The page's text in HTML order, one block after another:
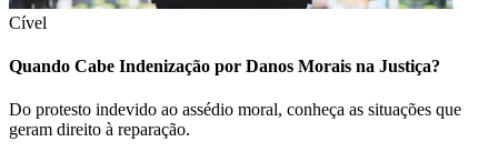
Cível
Quando Cabe Indenização por Danos Morais na Justiça?
Do protesto indevido ao assédio moral, conheça as situações que
geram direito à reparação.